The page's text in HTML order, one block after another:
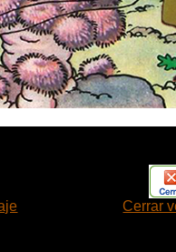
Cerrar